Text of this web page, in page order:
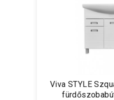
Viva STYLE